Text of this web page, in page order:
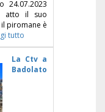
24.07.2023
atto il suo
piromane è
tutto
La Ctv a
Badolato